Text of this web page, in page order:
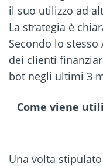
il suo utilizzo ad
La strategia è
Secondo lo
dei clienti
bot negli ultimi 3
Come viene
Una volta